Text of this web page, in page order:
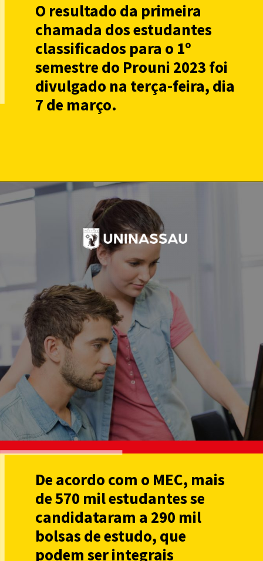
O resultado da primeira
chamada dos estudantes
classificados para o 1º
semestre do Prouni 2023 foi
divulgado na terça-feira, dia
7 de março.
De acordo com o MEC, mais
de 570 mil estudantes se
candidataram a 290 mil
bolsas de estudo, que
podem ser integrais